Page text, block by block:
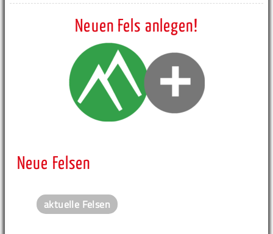
Neuen Fels anlegen!
Neue Felsen
aktuelle Felsen